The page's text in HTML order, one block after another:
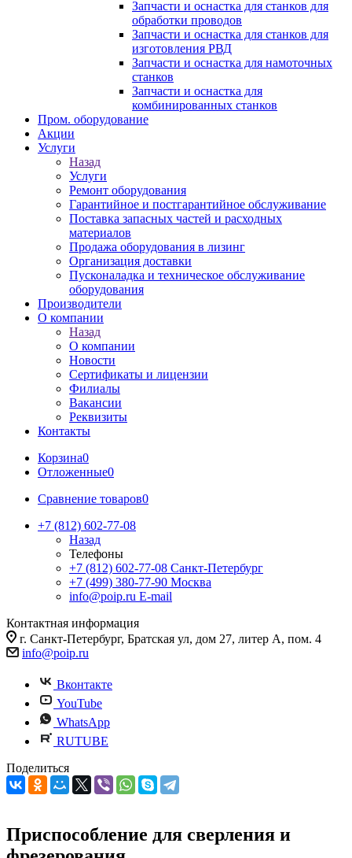
Запчасти и оснастка для станков для
обработки проводов
Запчасти и оснастка для станков для
изготовления РВД
Запчасти и оснастка для намоточных
станков
Запчасти и оснастка для
комбинированных станков
Пром. оборудование
Акции
Услуги
Назад
Услуги
Ремонт оборудования
Гарантийное и постгарантийное обслуживание
Поставка запасных частей и расходных
материалов
Продажа оборудования в лизинг
Организация доставки
Пусконаладка и техническое обслуживание
оборудования
Производители
О компании
Назад
О компании
Новости
Сертификаты и лицензии
Филиалы
Вакансии
Реквизиты
Контакты
Корзина0
Отложенные0
Сравнение товаров0
+7 (812) 602-77-08
Назад
Телефоны
+7 (812) 602-77-08 Санкт-Петербург
+7 (499) 380-77-90 Москва
info@poip.ru E-mail
Контактная информация
г. Санкт-Петербург, Братская ул, дом 27, литер А, пом. 4
info@poip.ru
Вконтакте
YouTube
WhatsApp
RUTUBE
Поделиться
Приспособление для сверления и